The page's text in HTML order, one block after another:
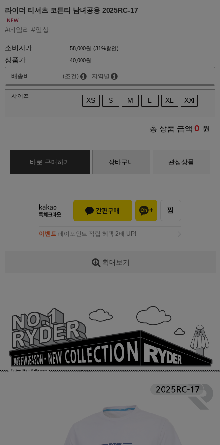
라이더 티셔츠 코튼티 남녀공용 2025RC-17
#데일리 #일상
소비자가 58,000원 (31%할인)
상품가 40,000원
배송비 (조건) 지역별
사이즈
XS S M L XL XXl
총 상품 금액 0 원
바로 구매하기 장바구니 관심상품
이벤트 페이포인트 적립 혜택 2배 UP!
확대보기